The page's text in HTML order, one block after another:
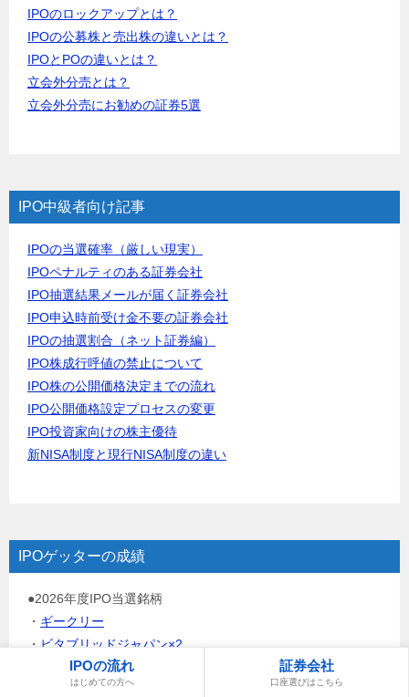
IPOのロックアップとは？
IPOの公募株と売出株の違いとは？
IPOとPOの違いとは？
立会外分売とは？
立会外分売にお勧めの証券5選
IPO中級者向け記事
IPOの当選確率（厳しい現実）
IPOペナルティのある証券会社
IPO抽選結果メールが届く証券会社
IPO申込時前受け金不要の証券会社
IPOの抽選割合（ネット証券編）
IPO株成行呼値の禁止について
IPO株の公開価格決定までの流れ
IPO公開価格設定プロセスの変更
IPO投資家向けの株主優待
新NISA制度と現行NISA制度の違い
IPOゲッターの成績
●2026年度IPO当選銘柄
・ ギークリー
・ ビタブリッドジャパン×2
ネイス
IPOの流れ
はじめての方へ
証券会社
口座選びはこちら